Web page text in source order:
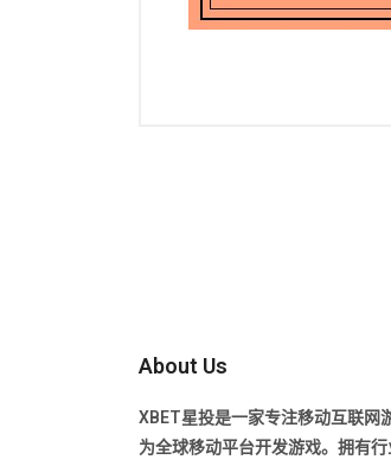
About Us
XBET星投是一家专注移动互联网
为全球移动平台开发游戏。拥有